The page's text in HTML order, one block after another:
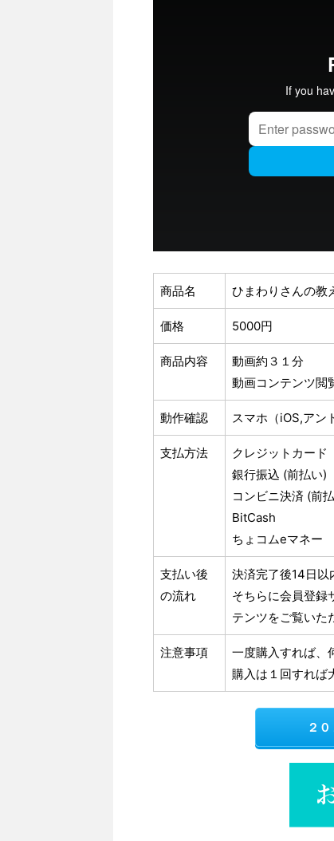
商品名 ひまわりさんの
価格 5000円
商品内容
動画約３１分
動画コンテンツ閲
動作確認 スマホ（iOS,アン
支払方法
クレジットカード
銀行振込 (前払い)
コンビニ決済 (前
BitCash
ちょコムeマネー
支払い後
の流れ
決済完了後14日以
そちらに会員登録
テンツをご覧いた
注意事項
一度購入すれば、
購入は１回すれば
２